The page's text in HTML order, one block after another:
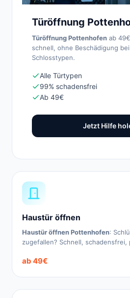
Türöffnung
Türöffnung Pottenhofen ab
schnell, ohne Beschädigung
Schlosstypen.
Alle Türtypen
99% schadensfrei
Ab 49€
Jetzt Hilfe
Haustür öffnen
Haustür öffnen Pottenhofen:
zugefallen? Schnell, schadensfrei,
ab 49€